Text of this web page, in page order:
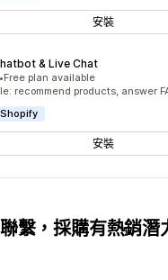
安裝
& Live Chat
價
•Free plan available
recommend products, answer
安裝
繫，採購有熱銷潛